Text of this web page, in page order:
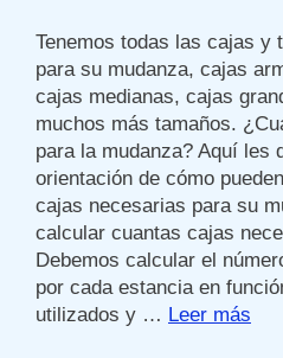
Tenemos todas las cajas y
para su mudanza, cajas
cajas medianas, cajas
muchos más tamaños.
para la mudanza? Aquí les
orientación de cómo
cajas necesarias para su
calcular cuantas cajas
Debemos calcular el
por cada estancia en
utilizados y … Leer más